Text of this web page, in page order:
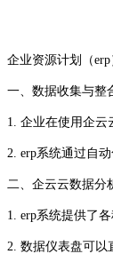
企业资源计划（erp
一、 数据收集与整
1. 企业在使用企云
2. erp系统通过自
二、企云云数据分
1. erp系统提供了
2. 数据仪表盘可以